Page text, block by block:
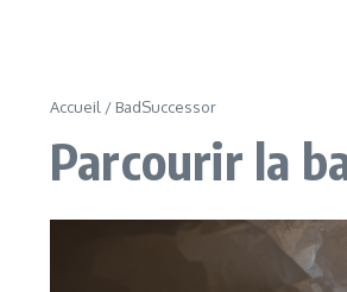
Accueil / BadSuccessor
Parcourir la